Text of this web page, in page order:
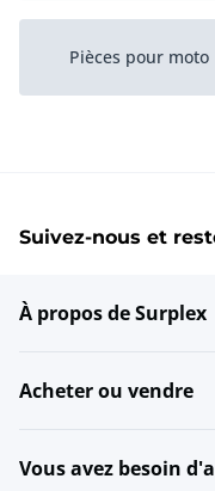
Pièces pour moto
Véhicules de
Suivez-nous et
À propos de Surplex
Acheter ou vendre
Vous avez besoin